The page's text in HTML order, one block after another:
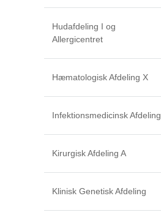
Hudafdeling I og
Allergicentret
Hæmatologisk Afdeling X
Infektionsmedicinsk Afdeling
Kirurgisk Afdeling A
Klinisk Genetisk Afdeling